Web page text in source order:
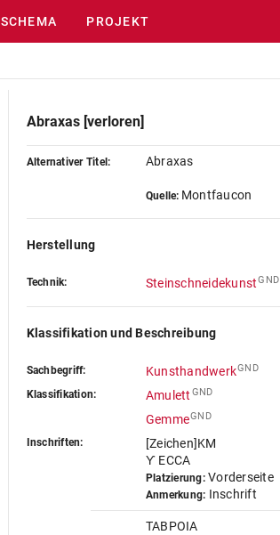
SCHEMA PROJEKT
Abraxas [verloren]
Alternativer Titel: Abraxas
Quelle: Montfaucon
Herstellung
Technik: SteinschneidekunstGND
Klassifikation und Beschreibung
Sachbegriff: KunsthandwerkGND
Klassifikation: Amulett GND
GemmeGND
Inschriften:
[Zeichen]KM
Ƴ ECCA
Platzierung:Vorderseite
Anmerkung: Inschrift
TABPOIA